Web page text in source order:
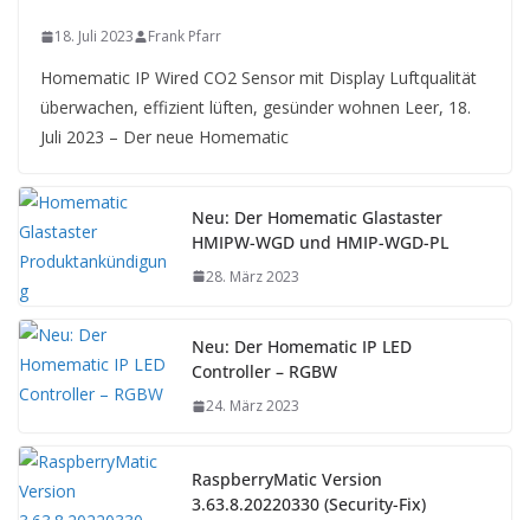
18. Juli 2023 Frank Pfarr
Homematic IP Wired CO2 Sensor mit Display Luftqualität
überwachen, effizient lüften, gesünder wohnen Leer, 18.
Juli 2023 – Der neue Homematic
Neu: Der Homematic Glastaster
HMIPW-WGD und HMIP-WGD-PL
28. März 2023
Neu: Der Homematic IP LED
Controller – RGBW
24. März 2023
RaspberryMatic Version
3.63.8.20220330 (Security-Fix)